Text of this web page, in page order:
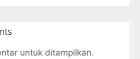
untuk ditampilkan.